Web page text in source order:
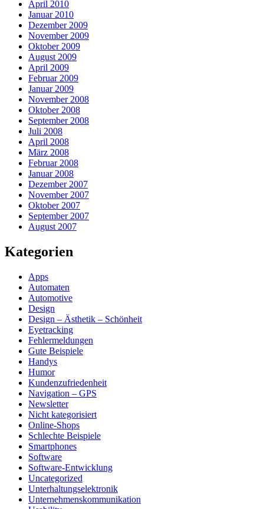
April 2010
Januar 2010
Dezember 2009
November 2009
Oktober 2009
August 2009
April 2009
Februar 2009
Januar 2009
November 2008
Oktober 2008
September 2008
Juli 2008
April 2008
März 2008
Februar 2008
Januar 2008
Dezember 2007
November 2007
Oktober 2007
September 2007
August 2007
Kategorien
Apps
Automaten
Automotive
Design
Design – Ästhetik – Schönheit
Eyetracking
Fehlermeldungen
Gute Beispiele
Handys
Humor
Kundenzufriedenheit
Navigation – GPS
Newsletter
Nicht kategorisiert
Online-Shops
Schlechte Beispiele
Smartphones
Software
Software-Entwicklung
Uncategorized
Unterhaltungselektronik
Unternehmenskommunikation